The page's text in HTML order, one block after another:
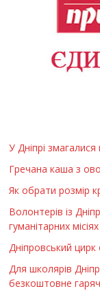
У Дніпрі
Гречана каша з
Як обрати розмір
Волонтерів із
гуманітарних місіях
Дніпровський
Для школярів
безкоштовне